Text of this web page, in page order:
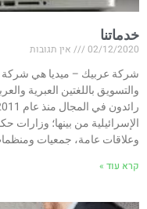
خدماتنا
02/12/2020 אין תגובות
شركة عربيك – ميديا هي شركة
والتسويق باللغتين العبرية
الإسرائيلية من بينها؛
وعلاقات عامة، جمعيات
קרא עוד »